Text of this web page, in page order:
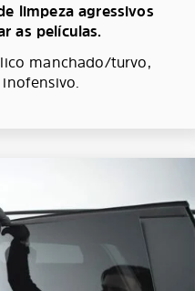
limpeza agressivos
as películas.
manchado/turvo,